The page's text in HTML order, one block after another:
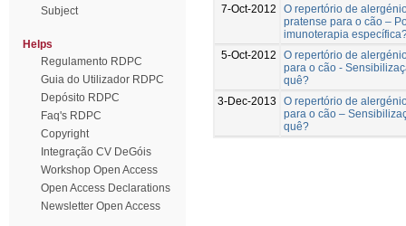
Subject
Helps
Regulamento RDPC
Guia do Utilizador RDPC
Depósito RDPC
Faq's RDPC
Copyright
Integração CV DeGóis
Workshop Open Access
Open Access Declarations
Newsletter Open Access
7-Oct-2012
O repertório de
pratense para o cão –
imunoterapia
5-Oct-2012
O repertório de
para o cão -
quê?
3-Dec-2013
O repertório de
para o cão –
quê?